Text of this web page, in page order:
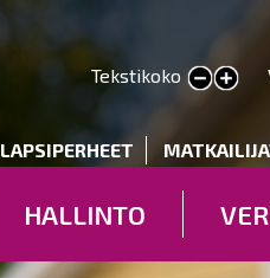
pääsisältöön
Tekstikoko
Pienennä tekstin kokoa
Suurenna tekstin kokoa
LAPSIPERHEET
HALLINTO